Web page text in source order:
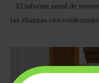
El informe anual de
las alianzas con